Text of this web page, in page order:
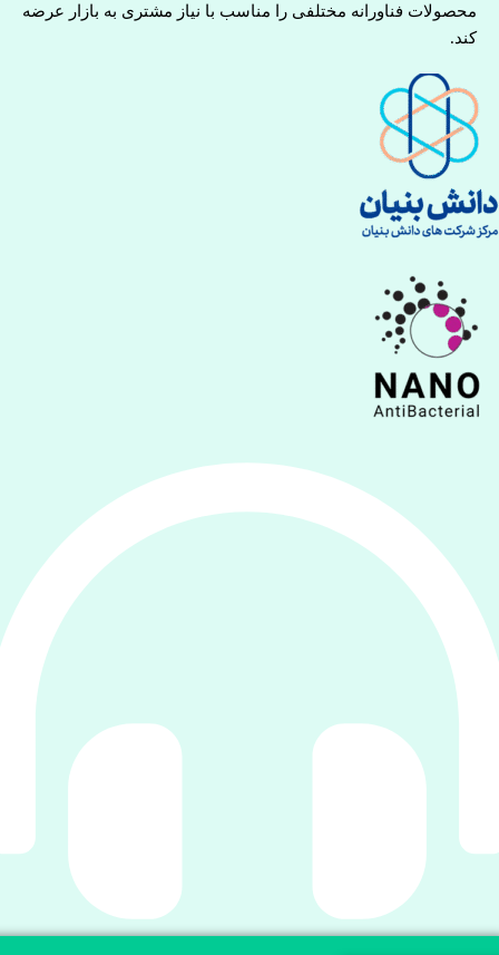
محصولات فناورانه مختلفی را مناسب با نیاز مشتری به بازار عرضه
کند.